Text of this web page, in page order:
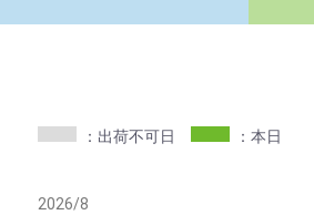
：出荷不可日 ：本日
2026/8